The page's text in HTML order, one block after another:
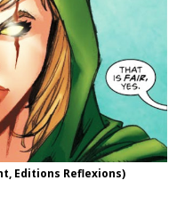
Editions Reflexions)